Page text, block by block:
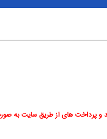
و پرداخت های از طریق سایت به